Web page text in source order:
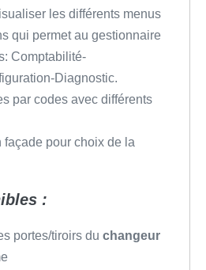
les différents menus
qui permet au gestionnaire
Comptabilité-
Diagnostic.
par codes avec différents
pour choix de la
:
portes/tiroirs du changeur